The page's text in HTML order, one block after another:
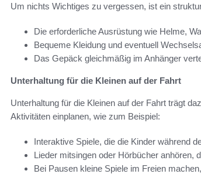
Um nichts Wichtiges zu vergessen, ist ein
Die erforderliche Ausrüstung wie Helme,
Bequeme Kleidung und eventuell
Das Gepäck gleichmäßig im Anhänger
Unterhaltung für die Kleinen auf der Fahrt
Unterhaltung für die Kleinen auf der Fahrt trägt
Aktivitäten einplanen, wie zum Beispiel:
Interaktive Spiele, die die Kinder während
Lieder mitsingen oder Hörbücher anhören,
Bei Pausen kleine Spiele im Freien